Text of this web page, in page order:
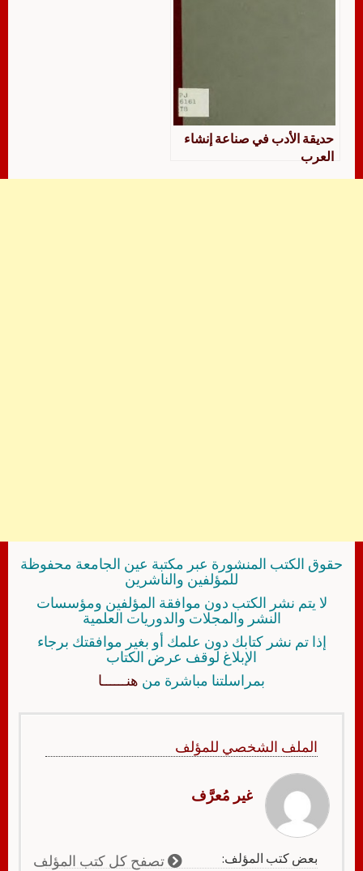
حديقة الأدب في صناعة إنشاء
العرب
حقوق الكتب المنشورة عبر مكتبة عين الجامعة محفوظة
للمؤلفين والناشرين
لا يتم نشر الكتب دون موافقة المؤلفين ومؤسسات
النشر والمجلات والدوريات العلمية
إذا تم نشر كتابك دون علمك أو بغير موافقتك برجاء
الإبلاغ لوقف عرض الكتاب
بمراسلتنا مباشرة من هنــــــا
الملف الشخصي للمؤلف
غير مُعرَّف
بعض كتب المؤلف: تصفح كل كتب المؤلف